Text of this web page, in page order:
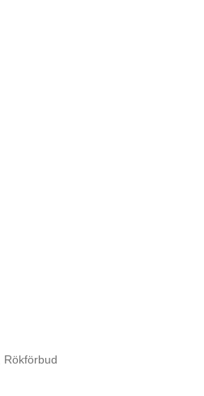
Rökförbud